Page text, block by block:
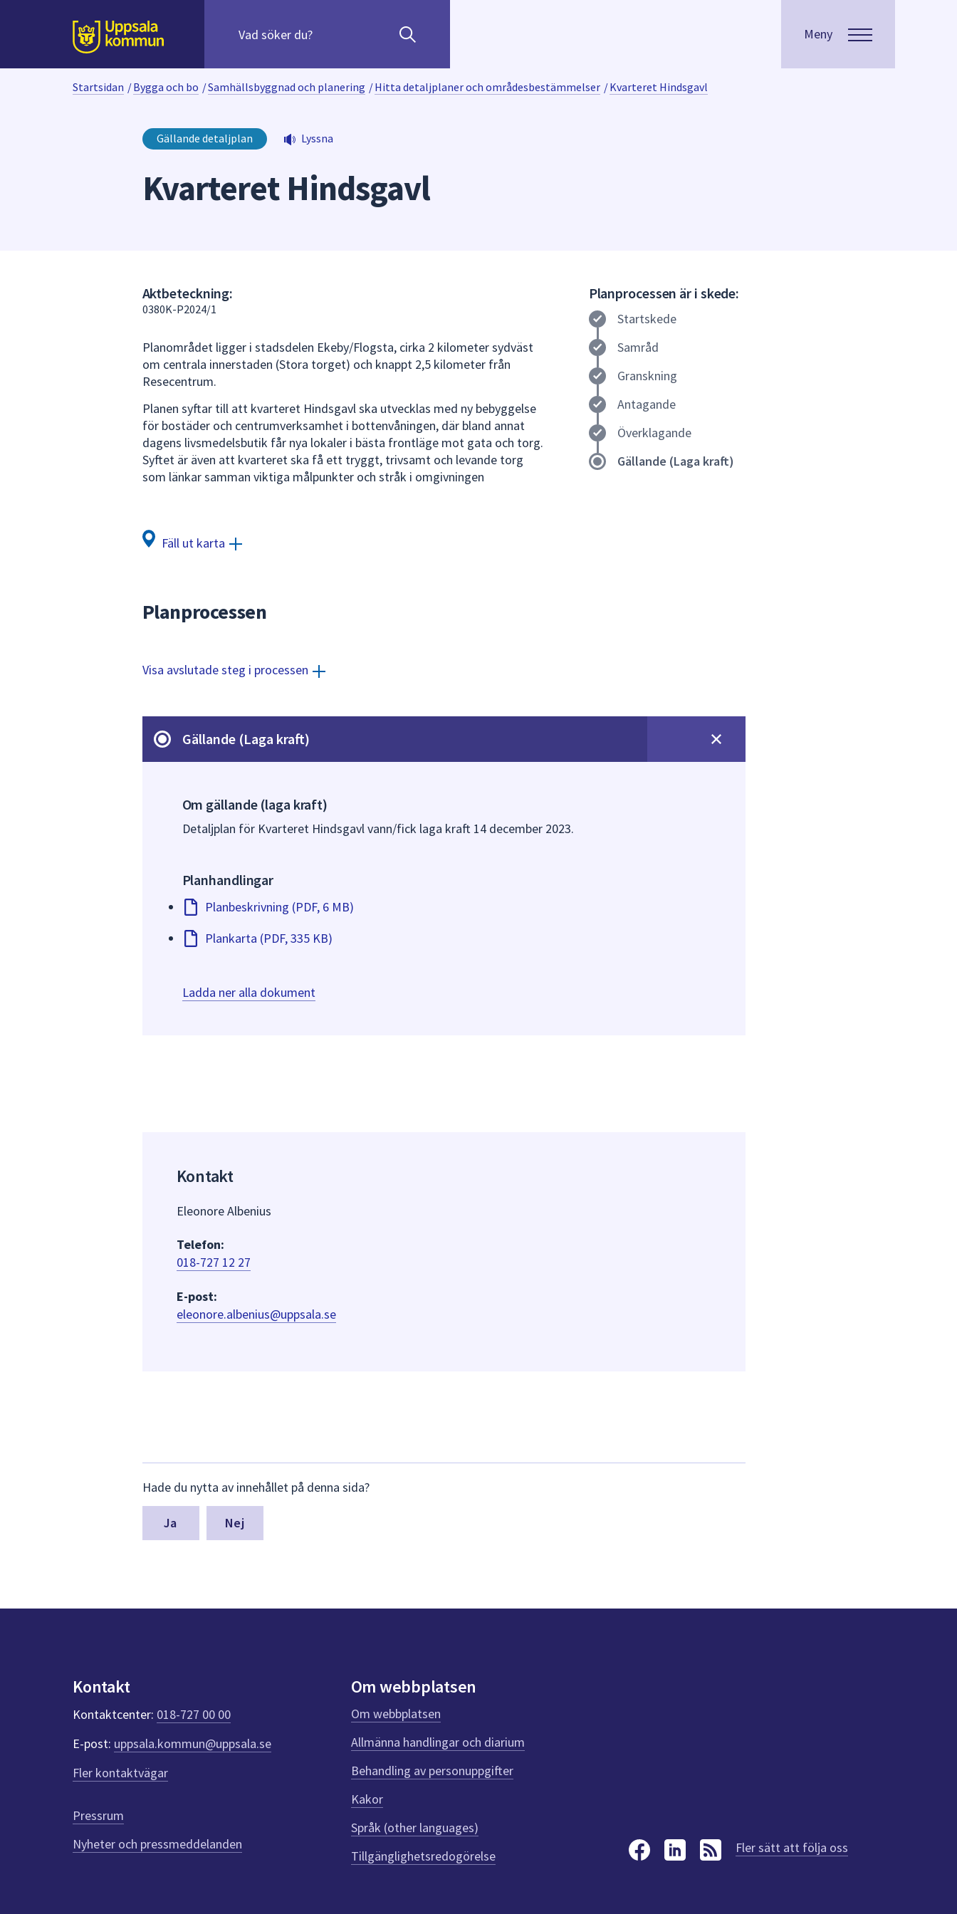
Till sidans
huvudinnehåll
innehåll
När
börjar
skriva
sökfältet
kommer
Använd
piltangenterna
att
navigera
mellan
sökförslagen
och
enter
för
att
välja
dem.
Meny
Startsidan /Bygga och bo /Samhällsbyggnad och planering /Hitta detaljplaner och områdesbestämmelser /Kvarteret Hindsgavl
Gällande detaljplan Lyssna
Kvarteret Hindsgavl
Aktbeteckning:
0380K-P2024/1
Planområdet ligger i stadsdelen Ekeby/Flogsta, cirka 2 kilometer sydväst
om centrala innerstaden (Stora torget) och knappt 2,5 kilometer från
Resecentrum.
Planen syftar till att kvarteret Hindsgavl ska utvecklas med ny bebyggelse
för bostäder och centrumverksamhet i bottenvåningen, där bland annat
dagens livsmedelsbutik får nya lokaler i bästa frontläge mot gata och torg.
Syftet är även att kvarteret ska få ett tryggt, trivsamt och levande torg
som länkar samman viktiga målpunkter och stråk i omgivningen
Planprocessen är i skede:
Startskede
Samråd
Granskning
Antagande
Överklagande
Gällande (Laga kraft)
Fäll ut karta
Planprocessen
Visa avslutade steg i processen
Gällande (Laga kraft)
Om gällande (laga kraft)
Detaljplan för Kvarteret Hindsgavl vann/fick laga kraft 14 december 2023.
Planhandlingar
Planbeskrivning (PDF, 6 MB)
Plankarta (PDF, 335 KB)
Ladda ner alla dokument
Kontakt
Eleonore Albenius
Telefon:
018-727 12 27
E-post:
eleonore.albenius@uppsala.se
synpunkter
för
denna
Hade du nytta av innehållet på denna sida?
Nej
Kontakt
Kontaktcenter: 018-727 00 00
E-post: uppsala.kommun@uppsala.se
Fler kontaktvägar
Pressrum
Nyheter och pressmeddelanden
Om webbplatsen
Om webbplatsen
Allmänna handlingar och diarium
Behandling av personuppgifter
Kakor
Språk (other languages)
Tillgänglighetsredogörelse
Fler sätt att följa oss